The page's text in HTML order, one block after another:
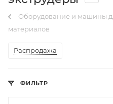
Оборудование и машины
материалов
Распродажа
ФИЛЬТР